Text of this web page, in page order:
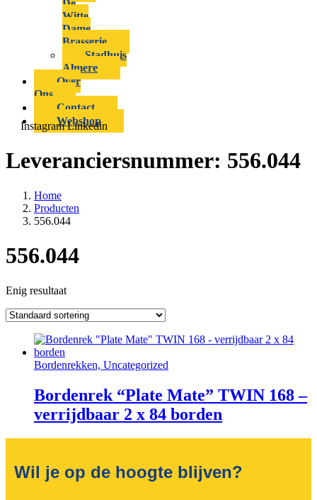
De
Witte
Dame
Brasserie
Stadhuis
Almere
Over
Ons
Contact
Webshop
Instagram Linkedin
Leveranciersnummer: 556.044
Home
Producten
556.044
556.044
Enig resultaat
Bordenrekken, Uncategorized
Bordenrek “Plate Mate” TWIN 168 –
verrijdbaar 2 x 84 borden
Wil je op de hoogte blijven?